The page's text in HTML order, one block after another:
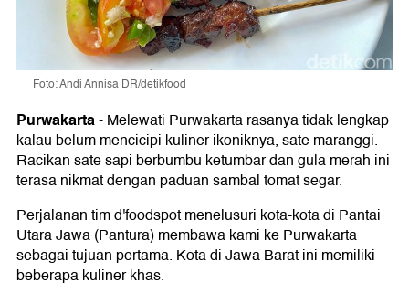
Foto: Andi Annisa DR/detikfood
Purwakarta-Melewati Purwakarta rasanya tidak lengkap
kalau belum mencicipi kuliner ikoniknya, sate maranggi.
Racikan sate sapi berbumbu ketumbar dan gula merah ini
terasa nikmat dengan paduan sambal tomat segar.
Perjalanan tim d'foodspot menelusuri kota-kota di Pantai
Utara Jawa (Pantura) membawa kami ke Purwakarta
sebagai tujuan pertama. Kota di Jawa Barat ini memiliki
beberapa kuliner khas.